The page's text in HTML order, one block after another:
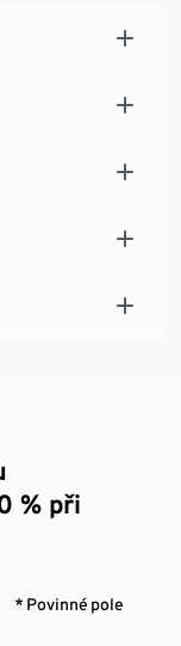
% při
* Povinné pole